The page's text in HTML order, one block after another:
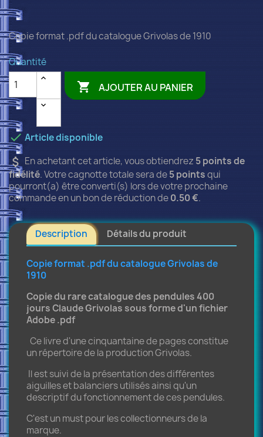
Copie format .pdf du catalogue Grivolas de 1910
Quantité
 AJOUTER AU PANIER
Article disponible
attach_moneyEn achetant cet article, vous obtiendrez5points de
fidélité. Votre cagnotte totale sera de5pointsqui
pourront(a) être converti(s) lors de votre prochaine
commande en un bon de réduction de0.50 €.
Description Détails du produit
Copie format .pdf du catalogue Grivolas de
1910
Copie du rare catalogue des pendules 400
jours Claude Grivolas sous forme d'un fichier
Adobe .pdf
Ce livre d'une cinquantaine de pages constitue
un répertoire de la production Grivolas.
Il est suivi de la présentation des différentes
aiguilles et balanciers utilisés ainsi qu'un
descriptif du fonctionnement de ces pendules.
C'est un must pour les collectionneurs de la
marque.